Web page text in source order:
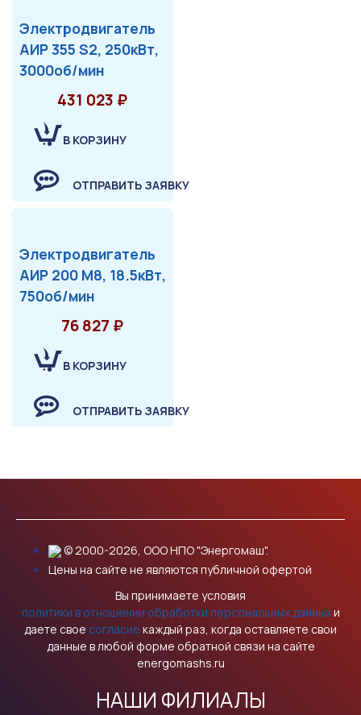
Электродвигатель
АИР 355 S2, 250кВт,
3000об/мин
431 023 ₽
В КОРЗИНУ
ОТПРАВИТЬ ЗАЯВКУ
Электродвигатель
АИР 200 М8, 18.5кВт,
750об/мин
76 827 ₽
В КОРЗИНУ
ОТПРАВИТЬ ЗАЯВКУ
© 2000-2026, ООО НПО "Энергомаш".
Цены на сайте не являются публичной офертой
Вы принимаете условия
политики в отношении обработки персональных данныхи
даете свое согласие каждый раз, когда оставляете свои
данные в любой форме обратной связи на сайте
energomashs.ru
НАШИ ФИЛИАЛЫ